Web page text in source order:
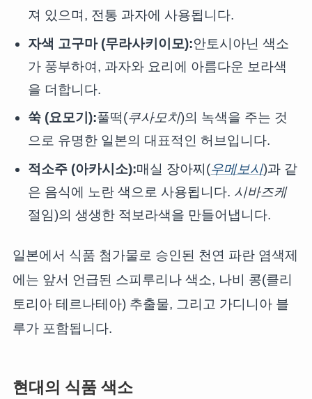
져 있으며, 전통 과자에 사용됩니다.
자색 고구마 (무라사키이모):안토시아닌 색소
가 풍부하여, 과자와 요리에 아름다운 보라색
을 더합니다.
쑥 (요모기):풀떡(쿠사모치)의 녹색을 주는 것
으로 유명한 일본의 대표적인 허브입니다.
적소주 (아카시소):매실 장아찌(우메보시)과 같
은 음식에 노란 색으로 사용됩니다. 시바즈케
절임)의 생생한 적보라색을 만들어냅니다.
일본에서 식품 첨가물로 승인된 천연 파란 염색제
에는 앞서 언급된 스피루리나 색소, 나비 콩(클리
토리아 테르나테아) 추출물, 그리고 가디니아 블
루가 포함됩니다.
현대의 식품 색소